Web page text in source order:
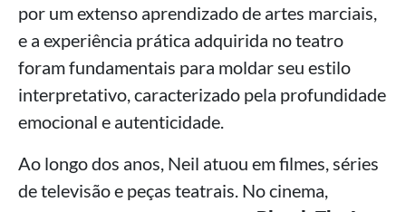
por um extenso aprendizado de artes marciais,
e a experiência prática adquirida no teatro
foram fundamentais para moldar seu estilo
interpretativo, caracterizado pela profundidade
emocional e autenticidade.
Ao longo dos anos, Neil atuou em filmes, séries
de televisão e peças teatrais. No cinema,